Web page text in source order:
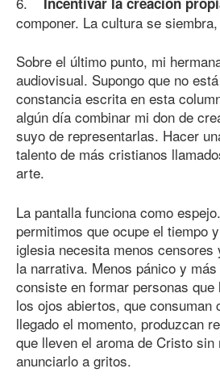
componer. La cultura se
Sobre el último punto, mi
audiovisual. Supongo que no
constancia escrita en esta
algún día combinar mi don de
suyo de representarlas. Hacer
talento de más cristianos
arte.
La pantalla funciona como
permitimos que ocupe el tiempo
iglesia necesita menos
la narrativa. Menos pánico y
consiste en formar personas que
los ojos abiertos, que consuman
llegado el momento, produzcan
que lleven el aroma de Cristo sin
anunciarlo a gritos.